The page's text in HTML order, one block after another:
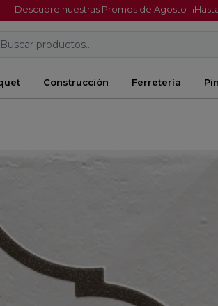
Descubre nuestras Promos de Agosto-
Buscar productos...
Construcción Ferretería